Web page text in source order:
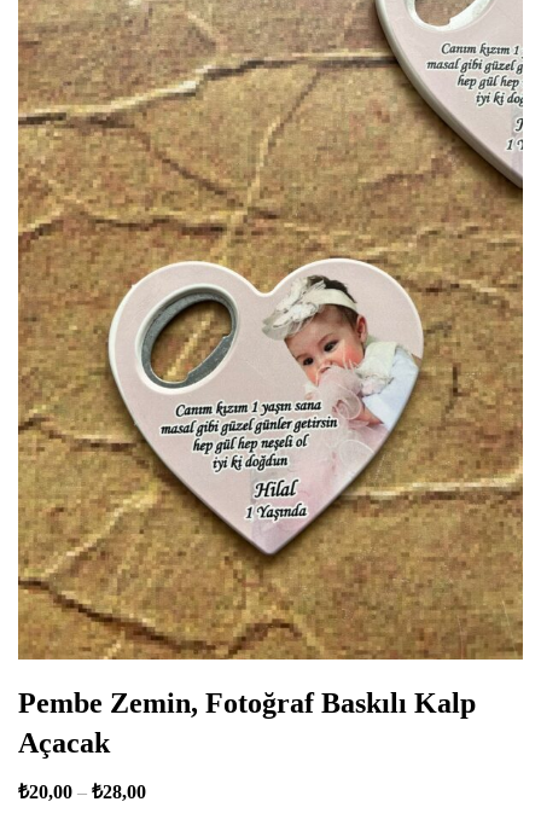
Pembe Zemin, Fotoğraf Baskılı Kalp
Açacak
₺20,00 – ₺28,00